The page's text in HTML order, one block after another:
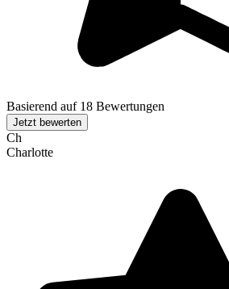
Basierend auf 18 Bewertungen
Jetzt bewerten
Ch
Charlotte